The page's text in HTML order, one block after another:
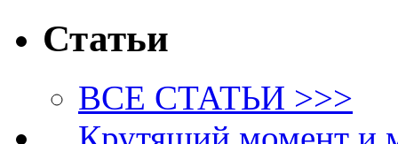
Статьи
ВСЕ СТАТЬИ >>>